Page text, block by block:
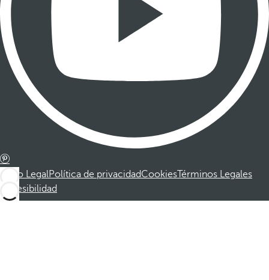
Aviso LegalPolítica de privacidadCookiesTérminos Legales
Accesibilidad